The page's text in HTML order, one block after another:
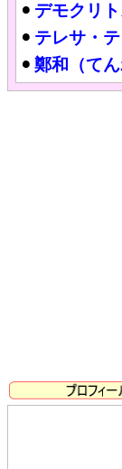
デモクリ
テレサ・
鄭和（てん